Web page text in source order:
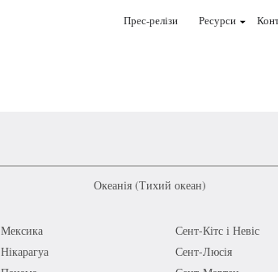
Прес-релізи Ресурси
Океанія (Тихий океан)
Мексика
Нікарагуа
Сент-Кітс і Невіс
Сент-Люсія